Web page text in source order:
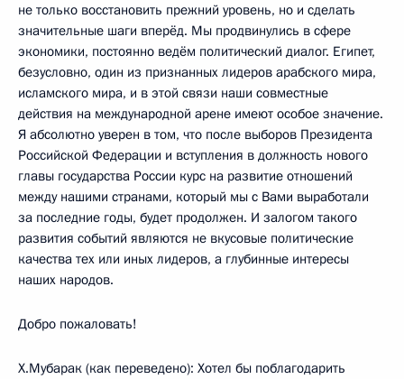
не только восстановить прежний уровень, но и сделать
значительные шаги вперёд. Мы продвинулись в сфере
экономики, постоянно ведём политический диалог. Египет,
безусловно, один из признанных лидеров арабского мира,
исламского мира, и в этой связи наши совместные
действия на международной арене имеют особое значение.
Я абсолютно уверен в том, что после выборов Президента
Российской Федерации и вступления в должность нового
главы государства России курс на развитие отношений
между нашими странами, который мы с Вами выработали
за последние годы, будет продолжен. И залогом такого
развития событий являются не вкусовые политические
качества тех или иных лидеров, а глубинные интересы
наших народов.
Добро пожаловать!
Х.Мубарак (как переведено): Хотел бы поблагодарить